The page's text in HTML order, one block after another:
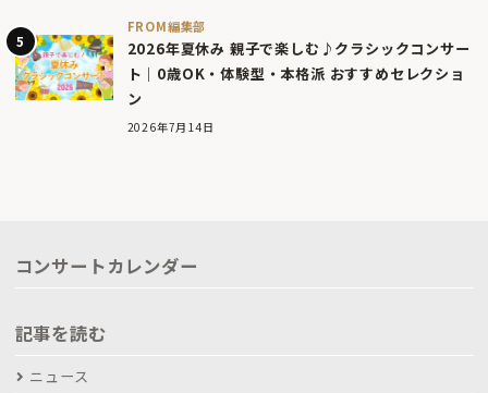
FROM編集部
2026年夏休み 親子で楽しむ♪クラシックコンサー
ト｜0歳OK・体験型・本格派 おすすめセレクショ
ン
2026年7月14日
コンサートカレンダー
記事を読む
ニュース